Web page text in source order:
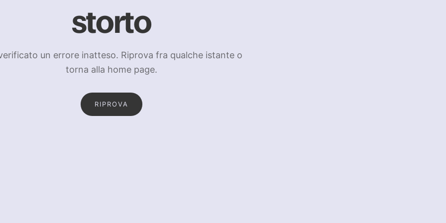
storto
un errore inatteso. Riprova fra qualche istante o
torna alla home page.
RIPROVA